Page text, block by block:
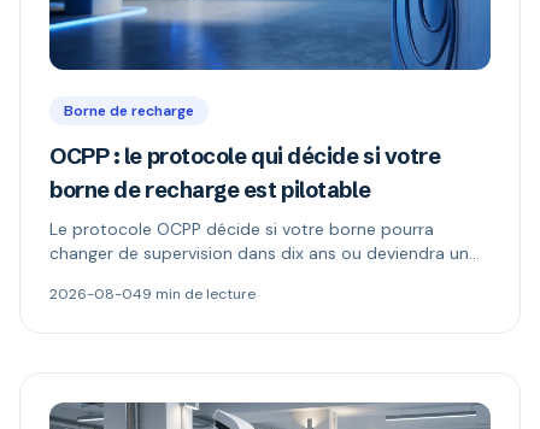
Borne de recharge
OCPP : le protocole qui décide si votre
borne de recharge est pilotable
Le protocole OCPP décide si votre borne pourra
changer de supervision dans dix ans ou deviendra un
versions 1.6 et 2.0.1, et comment repérer une borne «
2026-08-049 min de lecture